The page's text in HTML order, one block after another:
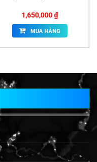
1,650,000₫
MUA HÀNG